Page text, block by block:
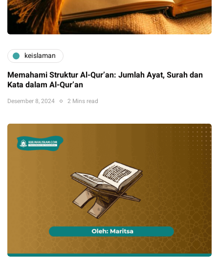
keislaman
Memahami Struktur Al-Qur’an: Jumlah Ayat, Surah dan
Kata dalam Al-Qur’an
Desember 8, 2024 2 Mins read